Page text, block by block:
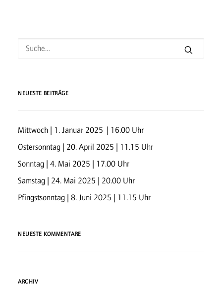
NEUESTE BEITRÄGE
Mittwoch | 1. Januar 2025 | 16.00 Uhr
Ostersonntag | 20. April 2025 | 11.15 Uhr
Sonntag | 4. Mai 2025 | 17.00 Uhr
Samstag | 24. Mai 2025 | 20.00 Uhr
Pfingstsonntag | 8. Juni 2025 | 11.15 Uhr
NEUESTE KOMMENTARE
ARCHIV